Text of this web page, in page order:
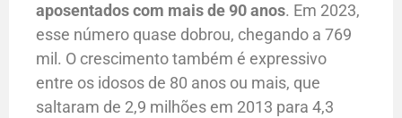
aposentados com mais de 90 anos. Em 2023,
esse número quase dobrou, chegando a 769
mil. O crescimento também é expressivo
entre os idosos de 80 anos ou mais, que
saltaram de 2,9 milhões em 2013 para 4,3